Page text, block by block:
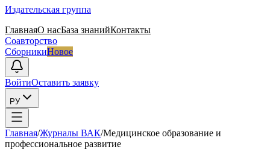
Издательская группа
ГлавнаяО насБаза знанийКонтакты
Соавторство
СборникиНовое
ВойтиОставить заявку
РУ
Главная/Журналы ВАК/Медицинское образование и
профессиональное развитие